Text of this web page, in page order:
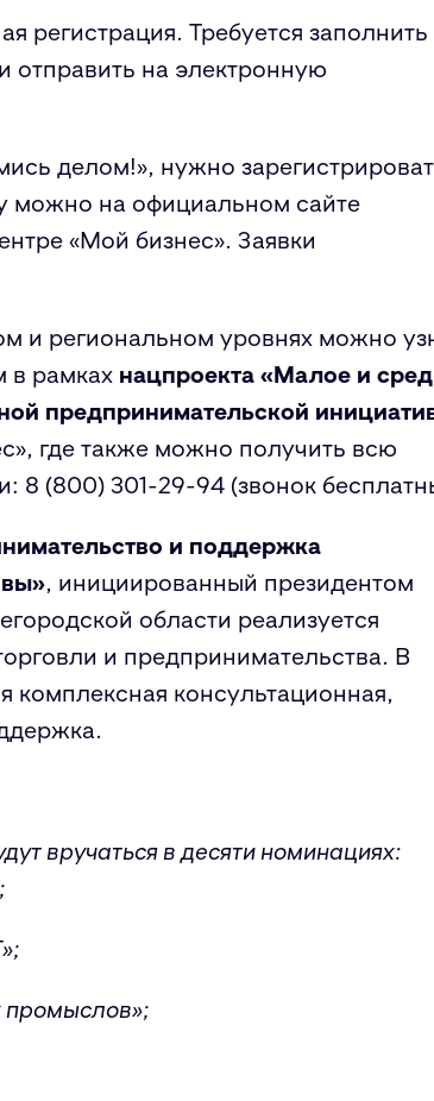
регистрация. Требуется заполнить
и отправить на электронную
делом!», нужно
можно на официальном сайте
«Мой бизнес». Заявки
и региональном уровнях можно
в рамках нацпроекта «Малое и
предпринимательской
где также можно получить всю
8 (800) 301-29-94 (звонок
и поддержка
, инициированный президентом
области реализуется
и предпринимательства. В
комплексная консультационная,
вручаться в десяти номинациях:
промыслов»;